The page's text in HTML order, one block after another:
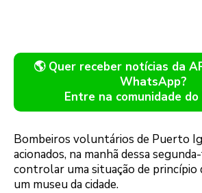
🌎 Quer receber notícias da
WhatsApp?
Entre na comunidade do
Bombeiros voluntários de Puerto
acionados, na manhã dessa
controlar uma situação de princípio
um museu da cidade.